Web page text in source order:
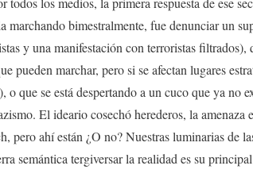
marchando bimestralmente, fue denunciar un
y una manifestación con terroristas
pueden marchar, pero si se afectan lugares
o que se está despertando a un cuco que ya no
El ideario cosechó herederos, la amenaza
pero ahí están ¿O no? Nuestras luminarias de
semántica tergiversar la realidad es su